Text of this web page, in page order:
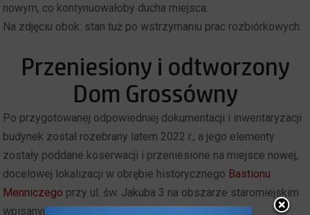
nowym, co kontynuowałoby ducha miejsca.
Na zdjęciu obok: stan tuż po wstrzymaniu prac rozbiórkowych.
Przeniesiony i odtworzony
Dom Grossówny
Po przygotowanej odpowiedniej dokumentacji i inwentaryzacji
budynek został rozebrany latem 2022 r., a jego elementy
zostały poddane koserwacji i przeniesione na miejsce nowej,
docelowej lokalizacji w obrębie historycznego Bastionu
Menniczego przy ul. św. Jakuba 3 na obszarze staromiejskim
wpisanym na Listę UNESCO.